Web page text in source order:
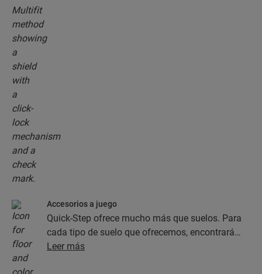
Accesorios a juego
Quick-Step ofrece mucho más que suelos. Para
cada tipo de suelo que ofrecemos, encontrará
una completa colección de accesorios, como
Leer más